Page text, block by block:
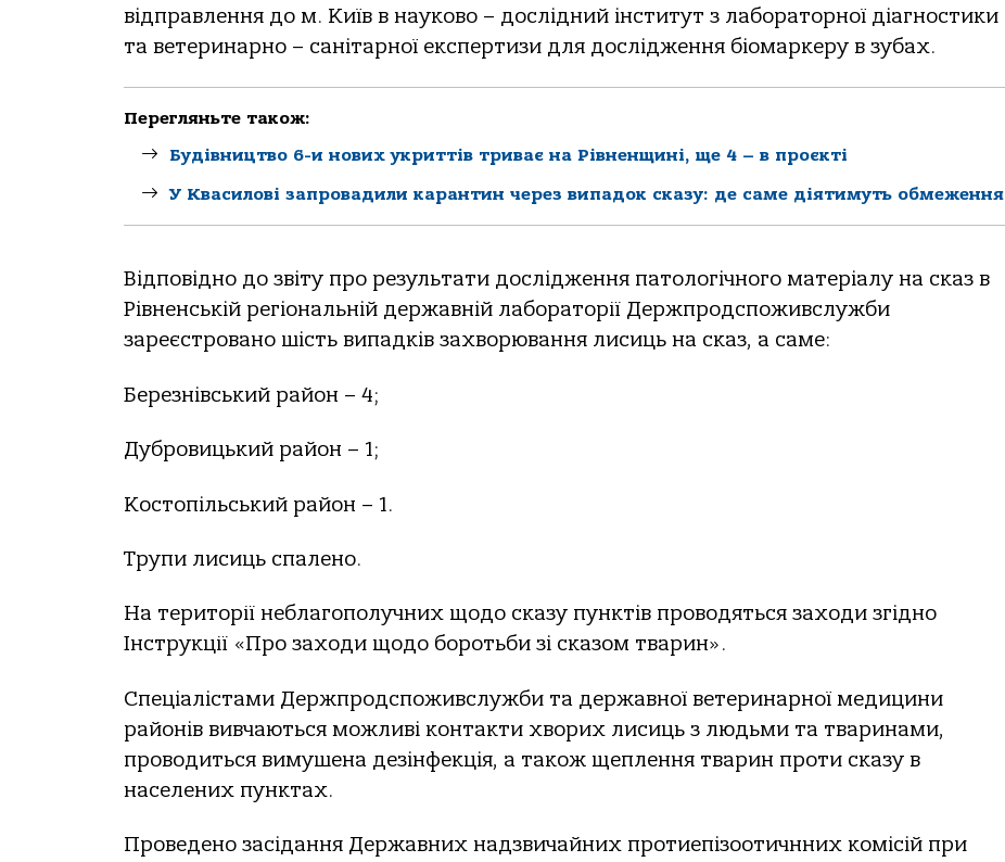
відправлення до м. Київ в науково – дослідний інститут з лабораторної діагностики
та ветеринарно – санітарної експертизи для дослідження біомаркеру в зубах.
Перегляньте також:
Будівництво 6-и нових укриттів триває на Рівненщині, ще 4 – в проєкті
У Квасилові запровадили карантин через випадок сказу: де саме діятимуть обмеження
Відповідно до звіту про результати дослідження патологічного матеріалу на сказ в
Рівненській регіональній державній лабораторії Держпродспоживслужби
зареєстровано шість випадків захворювання лисиць на сказ, а саме:
Березнівський район – 4;
Дубровицький район – 1;
Костопільський район – 1.
Трупи лисиць спалено.
На території неблагополучних щодо сказу пунктів проводяться заходи згідно
Інструкції «Про заходи щодо боротьби зі сказом тварин».
Спеціалістами Держпродспоживслужби та державної ветеринарної медицини
районів вивчаються можливі контакти хворих лисиць з людьми та тваринами,
проводиться вимушена дезінфекція, а також щеплення тварин проти сказу в
населених пунктах.
Проведено засідання Державних надзвичайних протиепізоотичнних комісій при